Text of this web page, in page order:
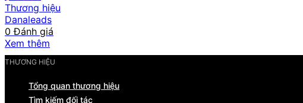
Thương hiệu
Danaleads
0 Đánh giá
Xem thêm
THƯƠNG HIỆU
Tổng quan thương hiệu
Tìm kiếm đối tác